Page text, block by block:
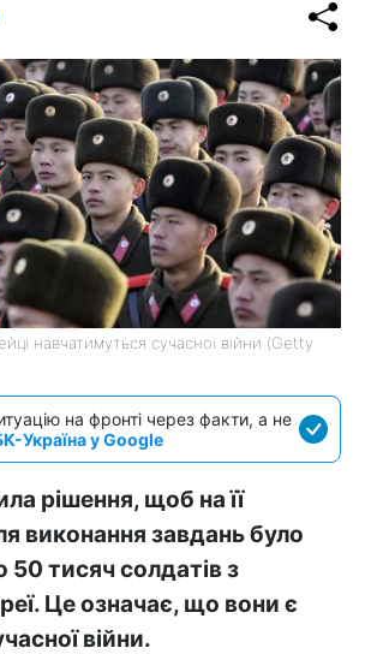
навчатимуться сучасної війни (Getty
на фронті через факти, а не
Україна у Google
рішення, щоб на її
виконання завдань було
50 тисяч солдатів з
Це означає, що вони є
війни.